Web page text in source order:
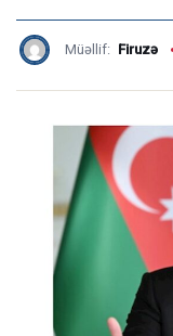
Müəllif: Firuzə